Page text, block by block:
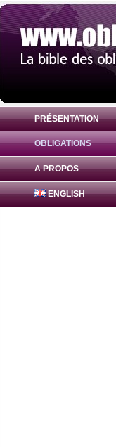
PRÉSENTATION
OBLIGATIONS
A PROPOS
ENGLISH
Obligation